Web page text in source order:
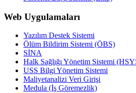
Web Uygulamaları
Yazılım Destek Sistemi
Ölüm Bildirim Sistemi (ÖBS)
SİNA
Halk Sağlığı Yönetim Sistemi
USS Bilgi Yönetim Sistemi
Maliyetanalizi Veri Girişi
Medula (İş Göremezlik)